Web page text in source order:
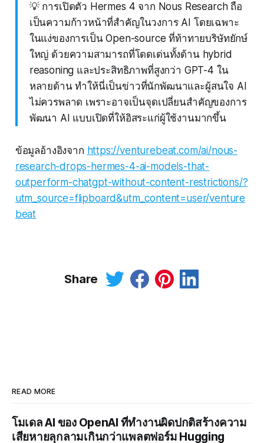
💡 การเปิดตัว Hermes 4 จาก Nous Research ถือ
เป็นความก้าวหน้าที่สำคัญในวงการ AI โดยเฉพาะ
ในแง่ของการเป็น Open-source ที่ท้าทายบริษัทยักษ์
ใหญ่ ด้วยความสามารถที่โดดเด่นทั้งด้าน hybrid
reasoning และประสิทธิภาพที่สูงกว่า GPT-4 ใน
หลายด้าน ทำให้นี่เป็นข่าวที่นักพัฒนาและผู้สนใจ AI
ไม่ควรพลาด เพราะอาจเป็นจุดเปลี่ยนสำคัญของการ
พัฒนา AI แบบเปิดที่ให้อิสระแก่ผู้ใช้งานมากขึ้น
ข้อมูลอ้างอิงจาก https://venturebeat.com/ai/nous-
research-drops-hermes-4-ai-models-that-
outperform-chatgpt-without-content-restrictions/?
utm_source=flipboard&utm_content=user/venture
beat
Share
READ MORE
โมเดล AI ของ OpenAI ที่ทำงานผิดปกติสร้างความ
เสียหายลุกลามเกินกว่าแพลตฟอร์ม Hugging